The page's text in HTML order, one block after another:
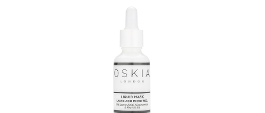
Подробнее
В корзину